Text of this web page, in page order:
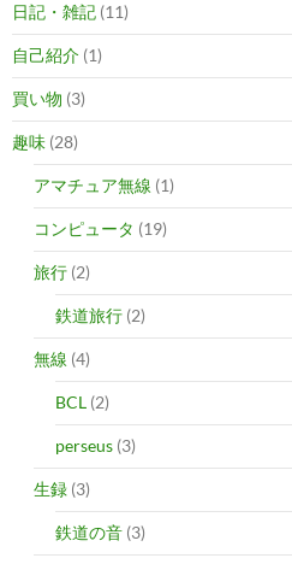
日記・雑記 (11)
自己紹介 (1)
買い物 (3)
趣味 (28)
アマチュア無線 (1)
コンピュータ (19)
旅行 (2)
鉄道旅行 (2)
無線 (4)
BCL (2)
perseus (3)
生録 (3)
鉄道の音 (3)